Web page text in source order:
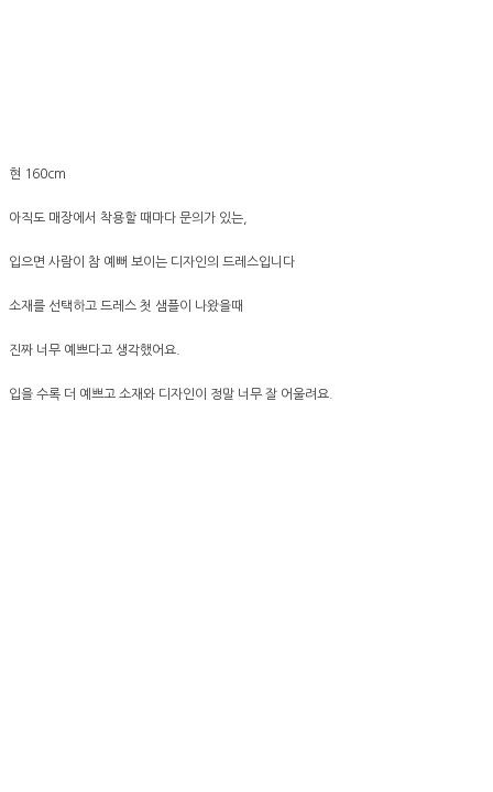
현 160cm
아직도 매장에서 착용할 때마다 문의가 있는,
입으면 사람이 참 예뻐 보이는 디자인의 드레스입니다
소재를 선택하고 드레스 첫 샘플이 나왔을때
진짜 너무 예쁘다고 생각했어요.
입을 수록 더 예쁘고 소재와 디자인이 정말 너무 잘 어울려요.